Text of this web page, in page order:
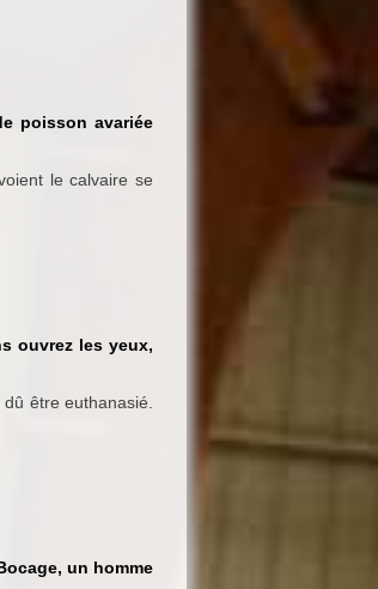
poisson avariée
le calvaire se
ouvrez les yeux,
être euthanasié.
un homme